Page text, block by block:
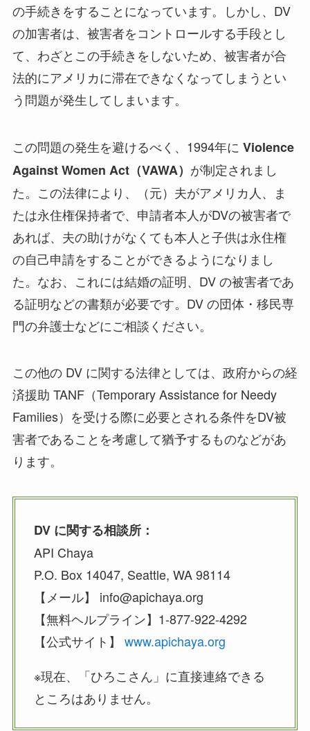
の手続きをすることになっています。しかし、DV
の加害者は、被害者をコントロールする手段とし
て、わざとこの手続きをしないため、被害者が合
法的にアメリカに滞在できなくなってしまうとい
う問題が発生してしまいます。
この問題の発生を避けるべく、1994年に Violence
Against Women Act（VAWA） が制定されまし
た。この法律により、（元）夫がアメリカ人、ま
たは永住権保持者で、申請者本人がDVの被害者で
あれば、夫の助けがなくても本人と子供は永住権
の自己申請をすることができるようになりまし
た。なお、これには結婚の証明、DV の被害者であ
る証明などの書類が必要です。DV の団体・移民専
門の弁護士などにご相談ください。
この他の DV に関する法律としては、政府からの経
済援助 TANF（Temporary Assistance for Needy
Families）を受ける際に必要とされる条件をDV被
害者であることを考慮して猶予するものなどがあ
ります。
DV に関する相談所：
API Chaya
P.O. Box 14047, Seattle, WA 98114
【メール】 info@apichaya.org
【無料ヘルプライン】1-877-922-4292
【公式サイト】 www.apichaya.org
※現在、「ひろこさん」に直接連絡できる
ところはありません。